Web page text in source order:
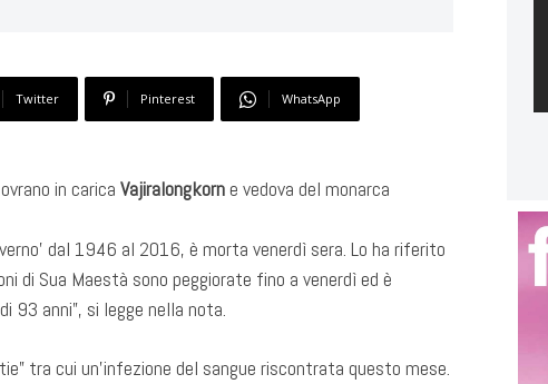
Twitter Pinterest WhatsApp
in carica Vajiralongkorne vedova del monarca
dal 1946 al 2016, è morta venerdì sera. Lo ha riferito
di Sua Maestà sono peggiorate fino a venerdì ed è
93 anni”, si legge nella nota.
tra cui un’infezione del sangue riscontrata questo mese.